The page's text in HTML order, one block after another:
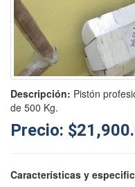
Descripción: Pistón
de 500 Kg.
Precio:
Características y